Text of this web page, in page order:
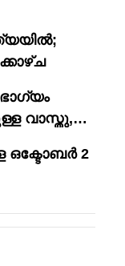
വാസ്തു,
ഒക്ടോബർ 2